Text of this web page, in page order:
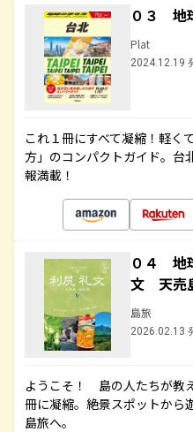
０３ 地
Plat
2024.12.19
これ１冊にすべて凝縮！軽く
方」のコンパクトガイド。台
報満載！
０４ 地
文 天売
島旅
2026.02.13
ようこそ！ 島の人たちが教
冊に凝縮。絶景スポットから
島旅へ。